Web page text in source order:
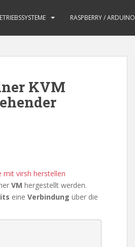
RASPBERRY / ARDUINO
KVM
mit virsh herstellen
VM hergestellt werden.
eine Verbindung über die